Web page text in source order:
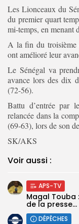
Les Lionceaux du
du premier quart
mi-temps, en menant
A la fin du troisième
ont amélioré leur
Le Sénégal va
avance lors des dix
(72-56).
Battu d’entrée par
relancée dans la
(69-63), lors de son
SK/AKS
Voir aussi :
APS-TV
Magal Touba
de la presse...
DÉPÊCHES